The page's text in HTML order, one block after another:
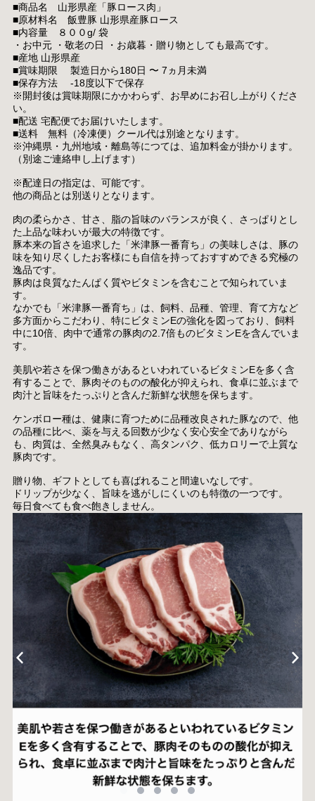
■商品名 山形県産「豚ロース肉」
■原材料名 飯豊豚 山形県産豚ロース
■内容量 ８００g/ 袋
・お中元 ・敬老の日 ・お歳暮・贈り物としても最高です。
■産地 山形県産
■賞味期限 製造日から180日 〜 7ヵ月未満
■保存方法 -18度以下で保存
※開封後は賞味期限にかかわらず、お早めにお召し上がりくださ
い。
■配送 宅配便でお届けいたします。
■送料 無料（冷凍便）クール代は別途となります。
※沖縄県・九州地域・離島等につては、追加料金が掛かります。
（別途ご連絡申し上げます）
※配達日の指定は、可能です。
他の商品とは別送りとなります。
肉の柔らかさ、甘さ、脂の旨味のバランスが良く、さっぱりとし
た上品な味わいが最大の特徴です。
豚本来の旨さを追求した「米津豚一番育ち」の美味しさは、豚の
味を知り尽くしたお客様にも自信を持っておすすめできる究極の
逸品です。
豚肉は良質なたんぱく質やビタミンを含むことで知られていま
す。
なかでも「米津豚一番育ち」は、飼料、品種、管理、育て方など
多方面からこだわり、特にビタミンEの強化を図っており、飼料
中に10倍、肉中で通常の豚肉の2.7倍ものビタミンEを含んでいま
す。
美肌や若さを保つ働きがあるといわれているビタミンEを多く含
有することで、豚肉そのものの酸化が抑えられ、食卓に並ぶまで
肉汁と旨味をたっぷりと含んだ新鮮な状態を保ちます。
ケンボロー種は、健康に育つために品種改良された豚なので、他
の品種に比べ、薬を与える回数が少なく安心安全でありながら
も、肉質は、全然臭みもなく、高タンパク、低カロリーで上質な
豚肉です。
贈り物、ギフトとしても喜ばれること間違いなしです。
ドリップが少なく、旨味を逃がしにくいのも特徴の一つです。
毎日食べても食べ飽きしません。